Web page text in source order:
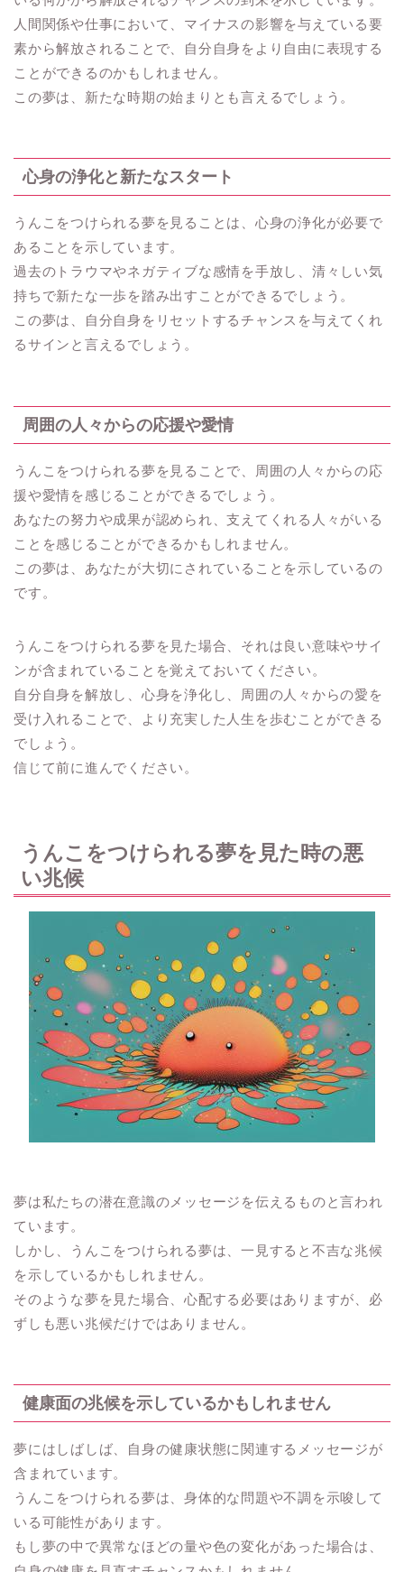
人間関係や仕事において、マイナスの影響を与えている要
素から解放されることで、自分自身をより自由に表現する
ことができるのかもしれません。
この夢は、新たな時期の始まりとも言えるでしょう。
心身の浄化と新たなスタート
うんこをつけられる夢を見ることは、心身の浄化が必要で
あることを示しています。
過去のトラウマやネガティブな感情を手放し、清々しい気
持ちで新たな一歩を踏み出すことができるでしょう。
この夢は、自分自身をリセットするチャンスを与えてくれ
るサインと言えるでしょう。
周囲の人々からの応援や愛情
うんこをつけられる夢を見ることで、周囲の人々からの応
援や愛情を感じることができるでしょう。
あなたの努力や成果が認められ、支えてくれる人々がいる
ことを感じることができるかもしれません。
この夢は、あなたが大切にされていることを示しているの
です。
うんこをつけられる夢を見た場合、それは良い意味やサイ
ンが含まれていることを覚えておいてください。
自分自身を解放し、心身を浄化し、周囲の人々からの愛を
受け入れることで、より充実した人生を歩むことができる
でしょう。
信じて前に進んでください。
うんこをつけられる夢を見た時の悪
い兆候
夢は私たちの潜在意識のメッセージを伝えるものと言われ
ています。
しかし、うんこをつけられる夢は、一見すると不吉な兆候
を示しているかもしれません。
そのような夢を見た場合、心配する必要はありますが、必
ずしも悪い兆候だけではありません。
健康面の兆候を示しているかもしれません
夢にはしばしば、自身の健康状態に関連するメッセージが
含まれています。
うんこをつけられる夢は、身体的な問題や不調を示唆して
いる可能性があります。
もし夢の中で異常なほどの量や色の変化があった場合は、